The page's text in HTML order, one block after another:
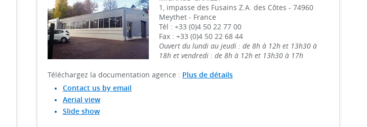
1, impasse des Fusains Z.A. des Côtes - 74960
Meythet - France
Tél : +33 (0)4 50 22 77 00
Fax : +33 (0)4 50 22 68 44
Ouvert du lundi au jeudi : de 8h à 12h et 13h30 à
18h et vendredi : de 8h à 12h et 13h30 à 17h
Téléchargez la documentation agence : Plus de détails
Contact us by email
Aerial view
Slide show